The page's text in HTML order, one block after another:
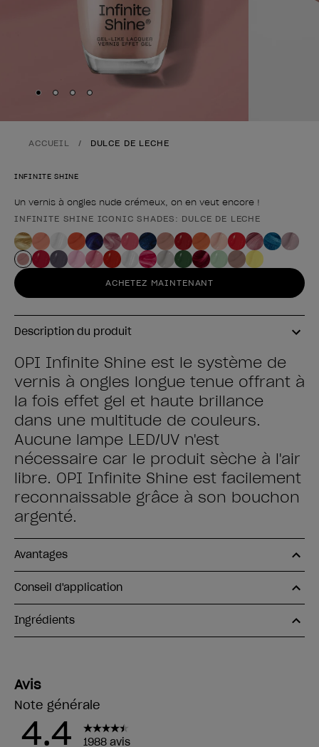
Skip to slide
Skip to slide
Skip to slide
Skip to slide
ACCUEIL DULCE DE LECHE
INFINITE SHINE
Un vernis à ongles nude crémeux, on en veut encore !
Forme du produit
INFINITE SHINE ICONIC SHADES: DULCE DE LECHE
ACHETEZ MAINTENANT
Description du produit
OPI Infinite Shine est le système de
vernis à ongles longue tenue offrant à
la fois effet gel et haute brillance
dans une multitude de couleurs.
Aucune lampe LED/UV n'est
nécessaire car le produit sèche à l'air
libre. OPI Infinite Shine est facilement
reconnaissable grâce à son bouchon
argenté.
Avantages
Conseil d'application
Ingrédients